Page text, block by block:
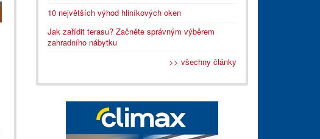
10 největších výhod hliníkových oken
Jak zařídit terasu? Začněte správným výběrem
zahradního nábytku
>> všechny články